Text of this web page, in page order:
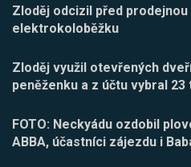
Zloděj odcizil před
elektrokoloběžku
Zloděj využil otevřených
peněženku a z účtu vybral
FOTO: Neckyádu ozdobil
ABBA, účastníci zájezdu i